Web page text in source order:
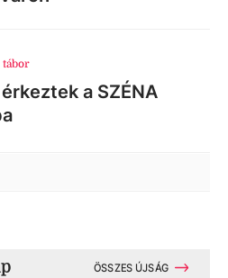
tábor
a SZÉNA
ÖSSZES ÚJSÁG